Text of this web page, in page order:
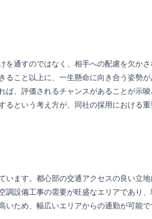
を通すのではなく、相手への配慮を欠か
ること以上に、一生懸命に向き合う姿勢
ば、評価されるチャンスがあることが示
という考え方が、同社の採用における重
います。都心部の交通アクセスの良い立
設備工事の需要が旺盛なエリアであり
ため、幅広いエリアからの通勤が可能で